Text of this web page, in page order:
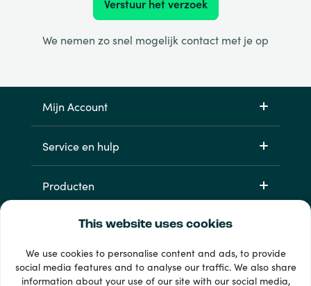
This website uses cookies
We use cookies to personalise content and ads, to provide
social media features and to analyse our traffic. We also share
information about your use of our site with our social media,
Verstuur het verzoek
We nemen zo snel mogelijk contact met je op
Mijn Account
Service en hulp
Producten